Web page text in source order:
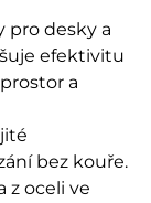
pro desky a
efektivitu
a
bez kouře.
z oceli ve